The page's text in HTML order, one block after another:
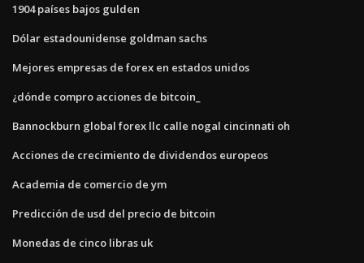
1904 países bajos gulden
Dólar estadounidense goldman sachs
Mejores empresas de forex en estados unidos
¿dónde compro acciones de bitcoin_
Bannockburn global forex llc calle nogal cincinnati oh
Acciones de crecimiento de dividendos europeos
Academia de comercio de ym
Predicción de usd del precio de bitcoin
Monedas de cinco libras uk